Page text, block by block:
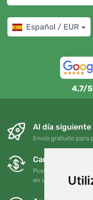
Español / EUR
4,7/5
Al día
Envío gratuito para
Cambios y
Puede devolver o
en un plazo de 90